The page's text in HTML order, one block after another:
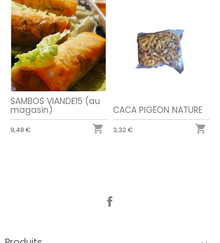
SAMBOS VIANDE15 (au
magasin)
9,48 € 
CACA PIGEON NATURE
3,32 € 